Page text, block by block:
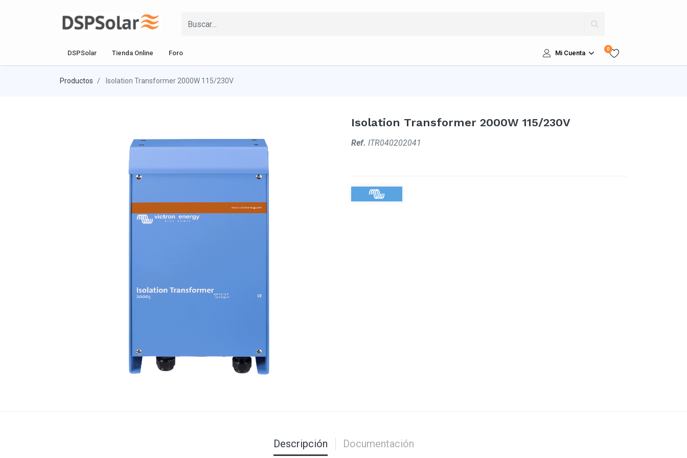
DSPSolar Tienda Online Foro Mi Cuenta
0
Productos Isolation Transformer 2000W 115/230V
Isolation Transformer 2000W 115/230V
Ref. ITR040202041
Descripción Documentación